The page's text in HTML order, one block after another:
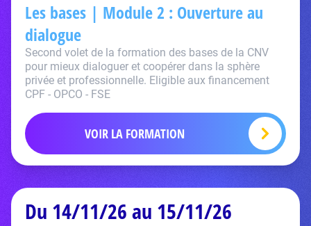
Les bases | Module 2 : Ouverture au
dialogue
Second volet de la formation des bases de la CNV
pour mieux dialoguer et coopérer dans la sphère
privée et professionnelle. Eligible aux financement
CPF - OPCO - FSE
VOIR LA FORMATION
Du 14/11/26 au 15/11/26